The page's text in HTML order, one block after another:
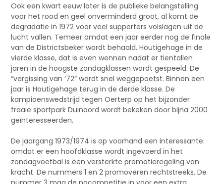
Ook een kwart eeuw later is de publieke belangstelling
voor het rood en geel onverminderd groot, al komt de
degradatie in 1972 voor veel supporters volslagen uit de
lucht vallen. Temeer omdat een jaar eerder nog de finale
van de Districtsbeker wordt behaald. Houtigehage in de
vierde klasse, dat is even wennen nadat er tientallen
jaren in de hoogste zondagklassen wordt gespeeld. De
“vergissing van ‘72” wordt snel weggepoetst. Binnen een
jaar is Houtigehage terug in de derde klasse. De
kampioenswedstrijd tegen Oerterp op het bijzonder
fraaie sportpark Duinoord wordt bekeken door bijna 2000
geïnteresseerden.
De jaargang 1973/1974 is op voorhand een interessante:
omdat er een hoofdklasse wordt ingevoerd in het
zondagvoetbal is een versterkte promotieregeling van
kracht. De nummers 1 en 2 promoveren rechtstreeks. De